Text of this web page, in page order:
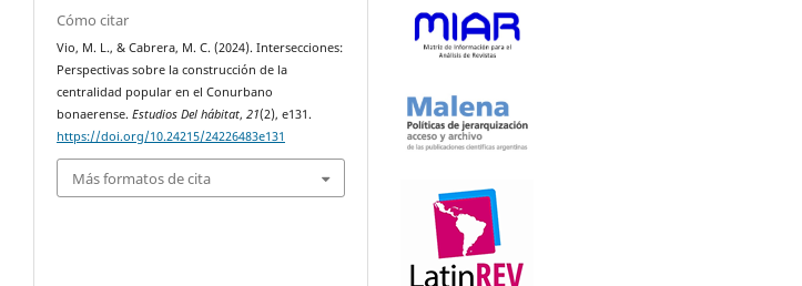
Cómo citar
Vio, M. L., & Cabrera, M. C. (2024). Intersecciones:
Perspectivas sobre la construcción de la
centralidad popular en el Conurbano
bonaerense.Estudios Del hábitat,21(2), e131.
https://doi.org/10.24215/24226483e131
Más formatos de cita